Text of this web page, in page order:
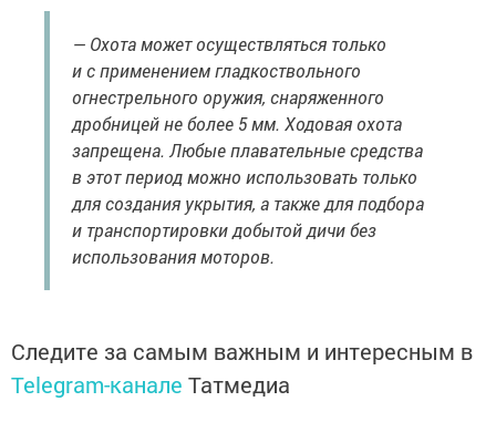
— Охота может осуществляться только
и с применением гладкоствольного
огнестрельного оружия, снаряженного
дробницей не более 5 мм. Ходовая охота
запрещена. Любые плавательные средства
в этот период можно использовать только
для создания укрытия, а также для подбора
и транспортировки добытой дичи без
использования моторов.
Следите за самым важным и интересным в
Telegram-канале Татмедиа